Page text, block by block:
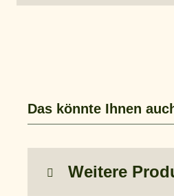
Das könnte Ihnen
Weitere